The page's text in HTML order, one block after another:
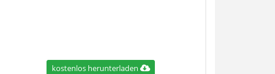
kostenlos herunterladen